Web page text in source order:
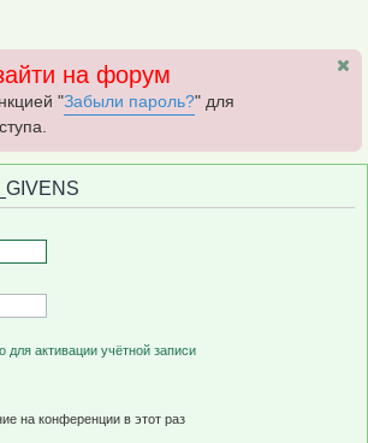
на форум
"Забыли пароль?" для
активации учётной записи
на конференции в этот раз